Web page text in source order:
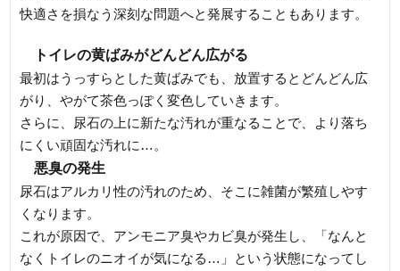
快適さを損なう深刻な問題へと発展することもあります。
トイレの黄ばみがどんどん広がる
最初はうっすらとした黄ばみでも、放置するとどんどん広
がり、やがて茶色っぽく変色していきます。
さらに、尿石の上に新たな汚れが重なることで、より落ち
にくい頑固な汚れに…。
悪臭の発生
尿石はアルカリ性の汚れのため、そこに雑菌が繁殖しやす
くなります。
これが原因で、アンモニア臭やカビ臭が発生し、「なんと
なくトイレのニオイが気になる…」という状態になってし